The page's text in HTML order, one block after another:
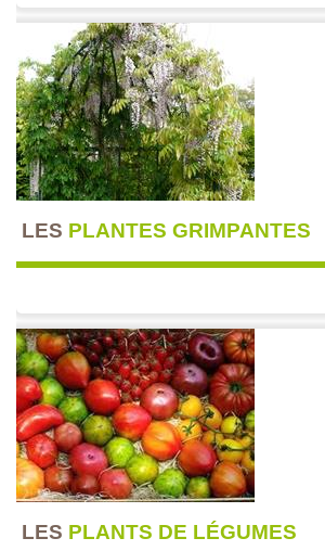
LES PLANTES GRIMPANTES
LES PLANTS DE LÉGUMES